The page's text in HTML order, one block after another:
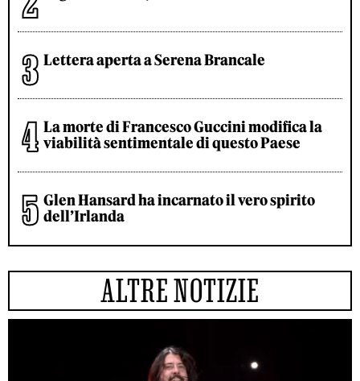
Lettera aperta a Serena Brancale
La morte di Francesco Guccini modifica la
viabilità sentimentale di questo Paese
Glen Hansard ha incarnato il vero spirito
dell’Irlanda
ALTRE NOTIZIE